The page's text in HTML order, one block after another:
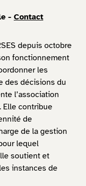
- Contact
depuis octobre
fonctionnement
les
des décisions du
l’association
Elle contribue
de
de la gestion
lequel
soutient et
instances de